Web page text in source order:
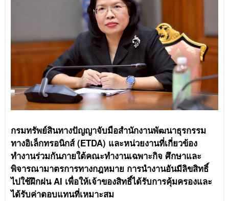
กรมทรัพย์สินทางปัญญาจับมือสำนักงานพัฒนาธุรกรรม
ทางอิเล็กทรอนิกส์ (ETDA) และหน่วยงานที่เกี่ยวข้อง
ทำงานร่วมกันภายใต้คณะทำงานเฉพาะกิจ ศึกษาและ
พิจารณามาตรการทางกฎหมาย การนำงานอันมีลิขสิทธิ์
ไปใช้ฝึกฝน AI เพื่อให้เจ้าของสิทธิ์ได้รับการคุ้มครองและ
ได้รับค่าตอบแทนที่เหมาะสม